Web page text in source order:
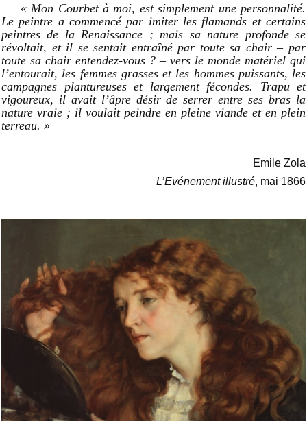
« Mon Courbet à moi, est simplement une personnalité.
Le peintre a commencé par imiter les flamands et certains
peintres de la Renaissance ; mais sa nature profonde se
révoltait, et il se sentait entraîné par toute sa chair – par
toute sa chair entendez-vous ? – vers le monde matériel qui
l’entourait, les femmes grasses et les hommes puissants, les
campagnes plantureuses et largement fécondes. Trapu et
vigoureux, il avait l’âpre désir de serrer entre ses bras la
nature vraie ; il voulait peindre en pleine viande et en plein
terreau. »
Emile Zola
L’Evénement illustré, mai 1866